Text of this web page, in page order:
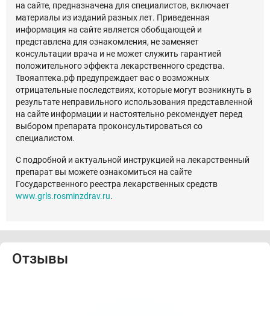
на сайте, предназначена для специалистов, включает
материалы из изданий разных лет. Приведенная
информация на сайте является обобщающей и
представлена для ознакомления, не заменяет
консультации врача и не может служить гарантией
положительного эффекта лекарственного средства.
Твояаптека.рф предупреждает вас о возможных
отрицательные последствиях, которые могут возникнуть в
результате неправильного использования представленной
на сайте информации и настоятельно рекомендует перед
выбором препарата проконсультироваться со
специалистом.
С подробной и актуальной инструкцией на лекарственный
препарат вы можете ознакомиться на сайте
Государственного реестра лекарственных средств
www.grls.rosminzdrav.ru.
Отзывы